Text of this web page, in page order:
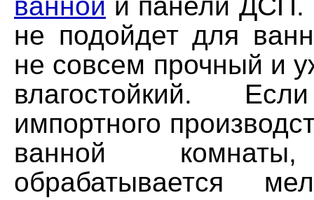
не подойдет для
не совсем прочный и
влагостойкий.
импортного
ванной
обрабатывается